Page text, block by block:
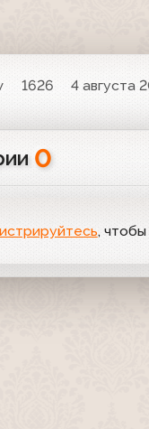
1626
4 августа
0
,